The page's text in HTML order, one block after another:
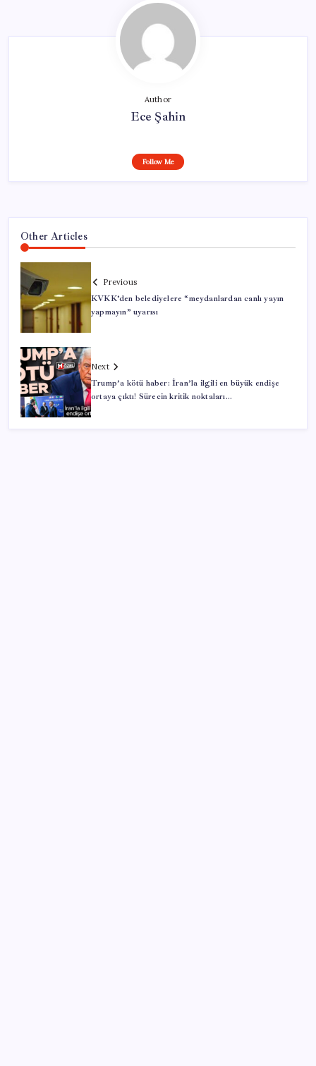
Author
Ece Şahin
Follow Me
Other Articles
Previous
KVKK’den belediyelere “meydanlardan canlı yayın
yapmayın” uyarısı
Next
Trump’a kötü haber: İran’la ilgili en büyük endişe
ortaya çıktı! Sürecin kritik noktaları…